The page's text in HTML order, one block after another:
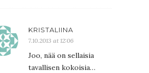
KRISTALIINA
7.10.2013 at 12:06
Joo, nää on sellaisia
tavallisen kokoisia…